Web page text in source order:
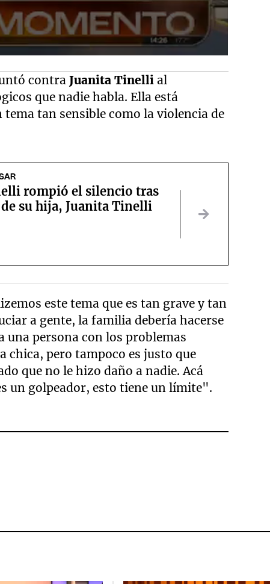
contra Juanita Tinelli al
que nadie habla. Ella está
tan sensible como la violencia de
rompió el silencio tras
su hija, Juanita Tinelli
este tema que es tan grave y tan
a gente, la familia debería hacerse
una persona con los problemas
chica, pero tampoco es justo que
que no le hizo daño a nadie. Acá
un golpeador, esto tiene un límite".